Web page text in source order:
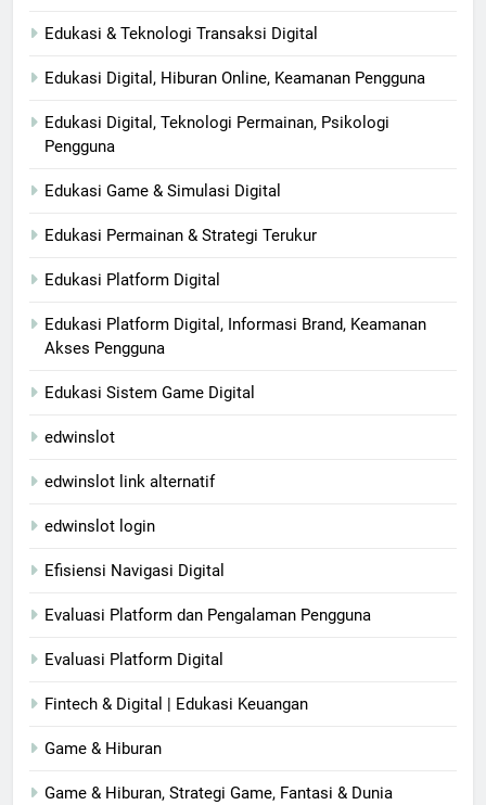
Edukasi & Teknologi Transaksi Digital
Edukasi Digital, Hiburan Online, Keamanan Pengguna
Edukasi Digital, Teknologi Permainan, Psikologi
Pengguna
Edukasi Game & Simulasi Digital
Edukasi Permainan & Strategi Terukur
Edukasi Platform Digital
Edukasi Platform Digital, Informasi Brand, Keamanan
Akses Pengguna
Edukasi Sistem Game Digital
edwinslot
edwinslot link alternatif
edwinslot login
Efisiensi Navigasi Digital
Evaluasi Platform dan Pengalaman Pengguna
Evaluasi Platform Digital
Fintech & Digital | Edukasi Keuangan
Game & Hiburan
Game & Hiburan, Strategi Game, Fantasi & Dunia